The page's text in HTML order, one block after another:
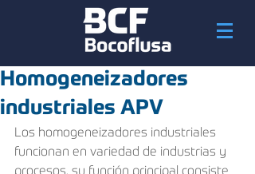
Homogeneizadores
industriales APV
Los homogeneizadores industriales
funcionan en variedad de industrias y